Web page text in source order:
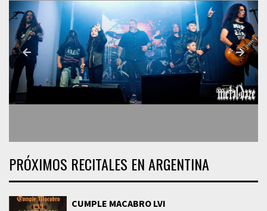
PRÓXIMOS RECITALES EN ARGENTINA
CUMPLE MACABRO LVI